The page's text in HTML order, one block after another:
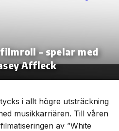
– spelar med
Affleck
i allt högre utsträckning
musikkarriären. Till våren
av ”White